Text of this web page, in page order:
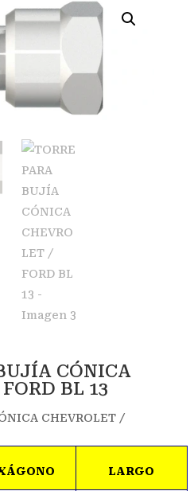
CÓNICA
BL 13
CHEVROLET /
LARGO